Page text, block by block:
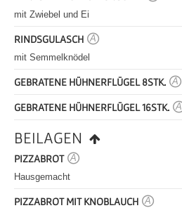
mit Zwiebel und Ei
RINDSGULASCH A
mit Semmelknödel
GEBRATENE HÜHNERFLÜGEL 8STK. A
GEBRATENE HÜHNERFLÜGEL 16STK. A
BEILAGEN
PIZZABROT A
Hausgemacht
PIZZABROT MIT KNOBLAUCH A